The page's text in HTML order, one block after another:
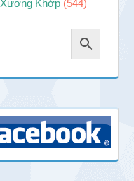
Xương Khớp (544)